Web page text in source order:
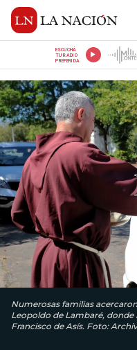
ESCUCHÁ
TU RADIO
PREFERIDA
Numerosas familias
Leopoldo de Lambaré,
Francisco de Asís. Foto: